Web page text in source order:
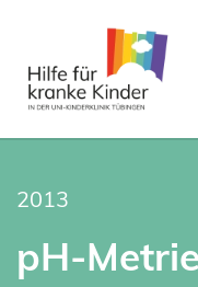
2013
pH-